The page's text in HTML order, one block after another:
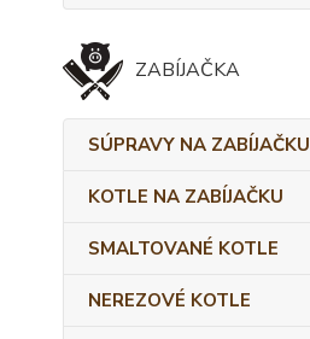
ZABÍJAČKA
SÚPRAVY NA ZABÍJAČKU
KOTLE NA ZABÍJAČKU
SMALTOVANÉ KOTLE
NEREZOVÉ KOTLE